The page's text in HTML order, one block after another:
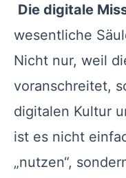
Die digitale
wesentliche
Nicht nur, weil
voranschreitet,
digitalen Kultur
ist es nicht
„nutzen“,